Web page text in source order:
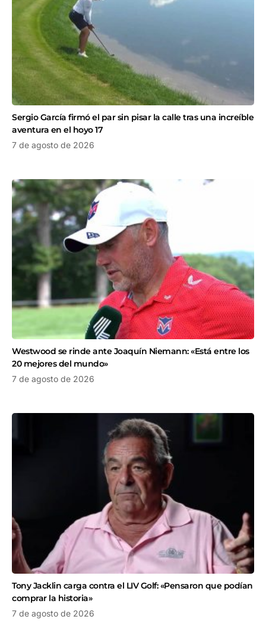
Sergio García firmó el par sin pisar la calle tras una increíble
aventura en el hoyo 17
7 de agosto de 2026
Westwood se rinde ante Joaquín Niemann: «Está entre los
20 mejores del mundo»
7 de agosto de 2026
Tony Jacklin carga contra el LIV Golf: «Pensaron que podían
comprar la historia»
7 de agosto de 2026